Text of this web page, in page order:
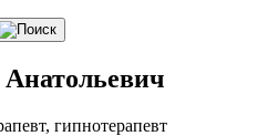
гипнотерапевт